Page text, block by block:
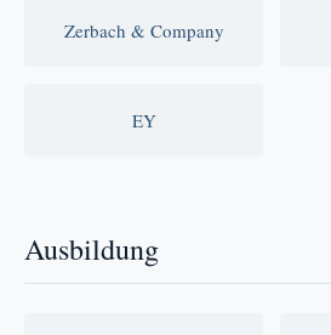
Zerbach & Company
EY
Ausbildung